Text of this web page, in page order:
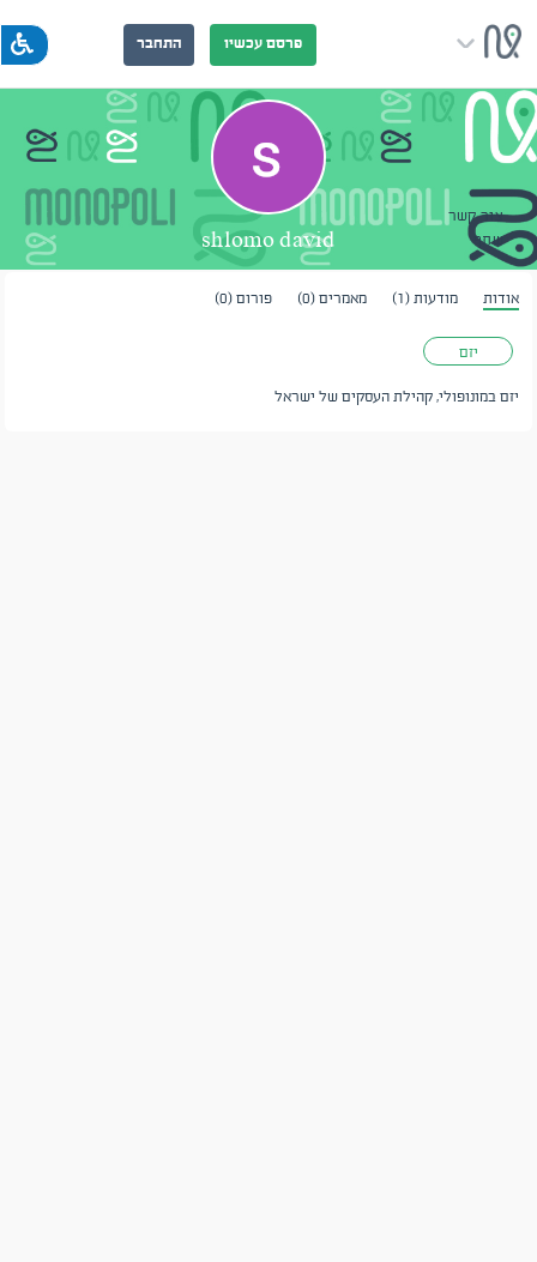
פרסם עכשיו התחבר
צור קשר
שתף
shlomo david
אודות מודעות (1) מאמרים (0) פורום (0)
יזם
יזם במונופולי, קהילת העסקים של ישראל